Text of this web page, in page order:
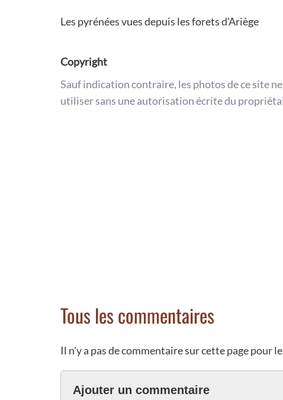
Les pyrénées vues depuis les forets d'Ariège
Copyright
Sauf indication contraire, les photos de ce site
utiliser sans une autorisation écrite du
Tous les commentaires
Il n'y a pas de commentaire sur cette page pour
Ajouter un commentaire